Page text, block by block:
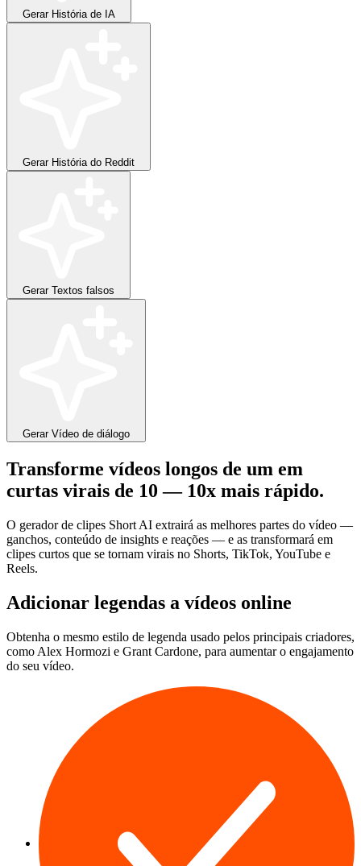
GerarHistória de IA
GerarHistória do Reddit
GerarTextos falsos
GerarVídeo de diálogo
Transforme vídeos longos de um em
curtas virais de 10 — 10x mais rápido.
O gerador de clipes Short AI extrairá as melhores partes do vídeo —
ganchos, conteúdo de insights e reações — e as transformará em
clipes curtos que se tornam virais no Shorts, TikTok, YouTube e
Reels.
Adicionar legendas a vídeos online
Obtenha o mesmo estilo de legenda usado pelos principais criadores,
como Alex Hormozi e Grant Cardone, para aumentar o engajamento
do seu vídeo.